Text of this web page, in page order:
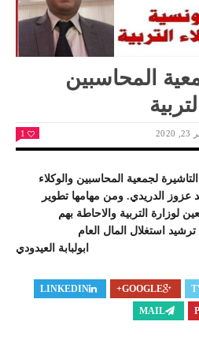
المحاسبين
1
لجمعية المحاسبين والوكلاء
عزوز الدريدي. ومن مهامها تطوير
لوزارة التربية والاحاطة بهم
استغلال المال العام
ابولبابة العيدودي
GOOGLE+
LINKEDIN
MAIL